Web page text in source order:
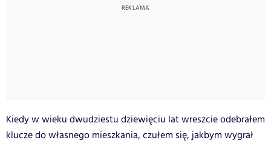
Kiedy w wieku dwudziestu dziewięciu lat wreszcie odebrałem
klucze do własnego mieszkania, czułem się, jakbym wygrał